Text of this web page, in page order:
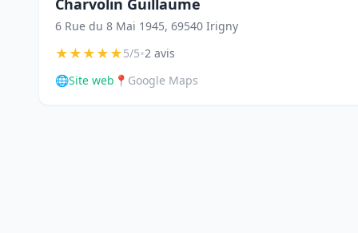
6 Rue du 8 Mai 1945, 69540 Irigny
★★★★★5/5•2 avis
🌐Site web 📍 Google Maps